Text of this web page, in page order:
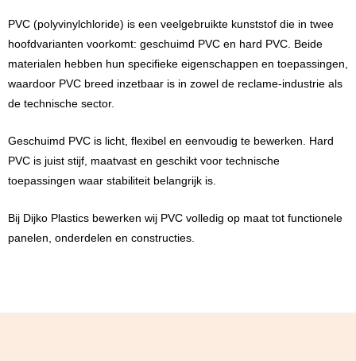
PVC (polyvinylchloride) is een veelgebruikte kunststof die in twee
hoofdvarianten voorkomt: geschuimd PVC en hard PVC. Beide
materialen hebben hun specifieke eigenschappen en toepassingen,
waardoor PVC breed inzetbaar is in zowel de reclame-industrie als
de technische sector.
Geschuimd PVC is licht, flexibel en eenvoudig te bewerken. Hard
PVC is juist stijf, maatvast en geschikt voor technische
toepassingen waar stabiliteit belangrijk is.
Bij Dijko Plastics bewerken wij PVC volledig op maat tot functionele
panelen, onderdelen en constructies.